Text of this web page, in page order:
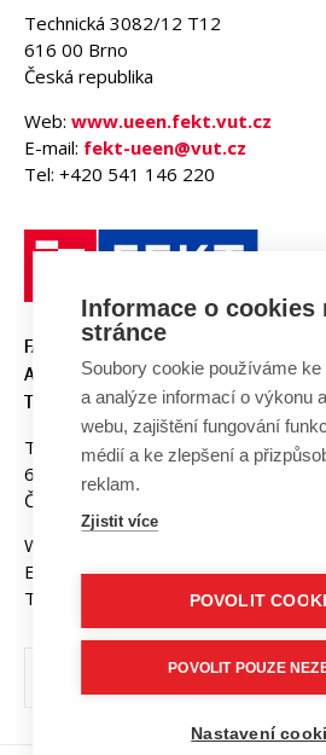
Technická 3082/12 T12
616 00 Brno
Česká republika
Web: www.ueen.fekt.vut.cz
E-mail: fekt-ueen@vut.cz
Tel: +420 541 146 220
FAKULTA ELEKTROTECHNIKY
A KOMUNIKAČNÍCH
TECHNOLOGIÍ, VUT V BRNĚ
Technická 3058/10
616 00 Brno
Česká republika
Web:
E-mail:fekt-info@vut.cz
Tel: +420 541 141 111
Informace o cookies
stránce
Soubory cookie používáme
a analýze informací o výkonu
webu, zajištění fungování
médií a ke zlepšení a
reklam.
Zjistit více
POVOLIT
POVOLIT POUZE
Nastavení